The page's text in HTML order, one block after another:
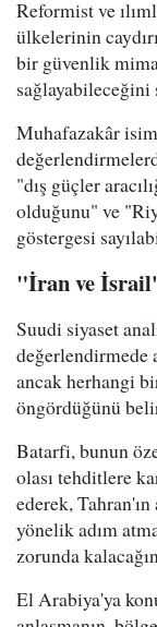
Reformist ve
ülkelerinin
bir güvenlik
sağlayabileceğini
Muhafazakâr
"dış güçler
olduğunu" ve
göstergesi
"İran ve
Suudi siyaset
değerlendirmede
ancak herhangi
öngördüğünü
Batarfi, bunun
olası tehditlere
ederek,
yönelik adım
zorunda
El Arabiya'ya